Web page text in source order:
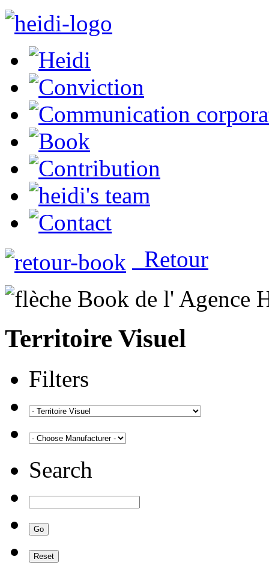
Retour
Territoire Visuel
Filters
Search